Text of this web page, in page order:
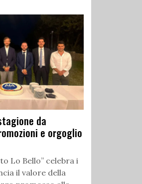
da
e orgoglio
Lo Bello” celebra i
il valore della